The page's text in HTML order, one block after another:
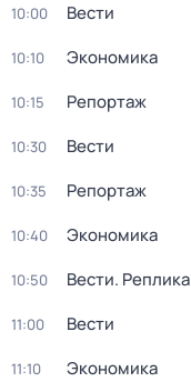
10:00 Вести
10:10 Экономика
10:15 Репортаж
10:30 Вести
10:35 Репортаж
10:40 Экономика
10:50 Вести. Реплика
11:00 Вести
11:10 Экономика